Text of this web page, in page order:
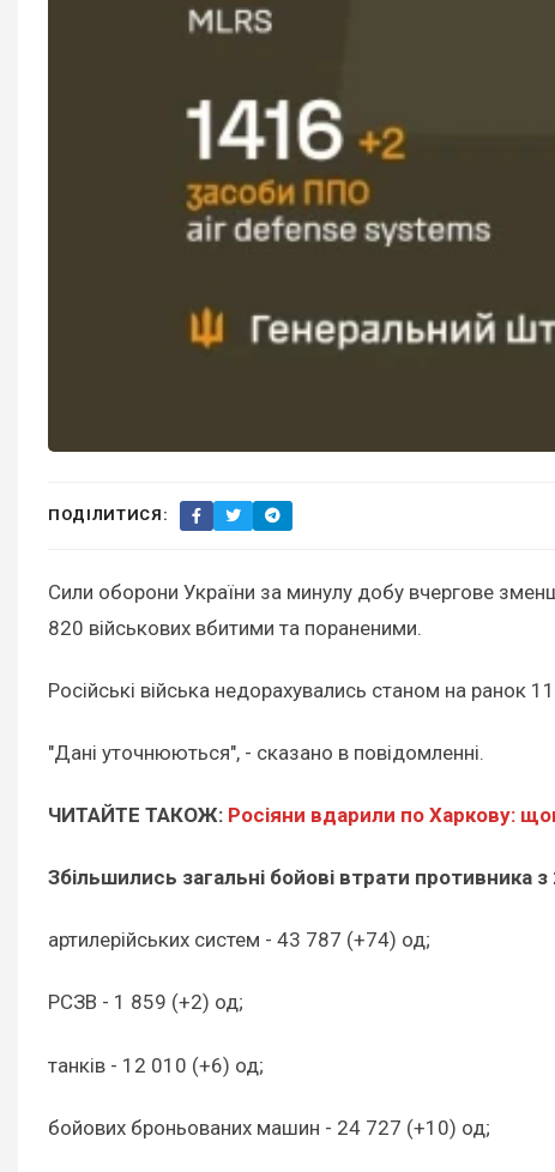
ПОДІЛИТИСЯ:
Сили оборони України за минулу добу вчергове
820 військових вбитими та пораненими.
Російські війська недорахувались станом на ранок
"Дані уточнюються", - сказано в повідомленні.
ЧИТАЙТЕ ТАКОЖ: Росіяни вдарили по Харкову:
Збільшились загальні бойові втрати
артилерійських систем - 43 787 (+74) од;
РСЗВ - 1 859 (+2) од;
танків - 12 010 (+6) од;
бойових броньованих машин - 24 727 (+10) од;